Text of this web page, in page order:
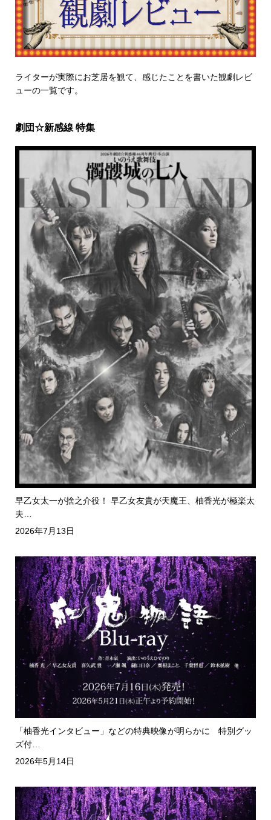
ライターが実際にお芝居を観て、感じたことを書いた観劇レビ
ューの一覧です。
劇団☆新感線 特集
早乙女太一が捨之介役！ 早乙女友貴が天魔王、柚香光が極楽太
夫…
2026年7月13日
「柚香光インタビュー」などの特典映像が明らかに 特別グッ
ズ付…
2026年5月14日